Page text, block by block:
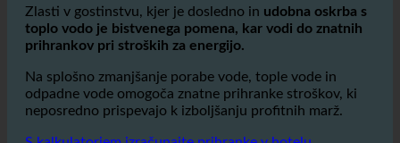
manj vode, je za njeno segrevanje potrebno manj
energije.
Zlasti v gostinstvu, kjer je dosledno in
toplo vodo je bistvenega pomena, kar vodi do znatnih
prihrankov pri stroških za energijo.
Na splošno zmanjšanje porabe vode, tople vode in
odpadne vode omogoča znatne prihranke stroškov, ki